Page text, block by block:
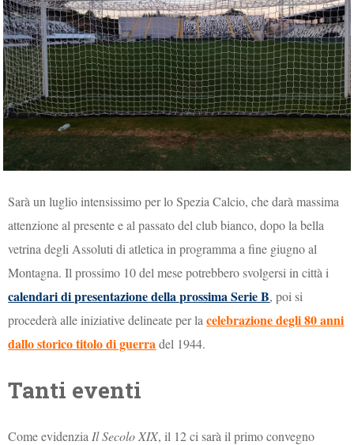
Sarà un luglio intensissimo per lo Spezia Calcio, che darà massima
attenzione al presente e al passato del club bianco, dopo la bella
vetrina degli Assoluti di atletica in programma a fine giugno al
Montagna. Il prossimo 10 del mese potrebbero svolgersi in città i
calendari di presentazione della prossima Serie B, poi si
procederà alle iniziative delineate per lacelebrazione degli 80 anni
dallo storico titolo di guerradel 1944.
Tanti eventi
Come evidenzia Il Secolo XIX, il 12 ci sarà il primo convegno